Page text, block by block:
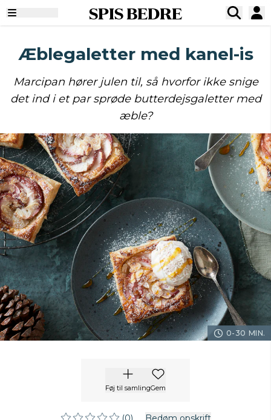
SPIS BEDRE
Æblegaletter med kanel-is
Marcipan hører julen til, så hvorfor ikke snige
det ind i et par sprøde butterdejsgaletter med
æble?
0-30 MIN.
Føj til samlingGem